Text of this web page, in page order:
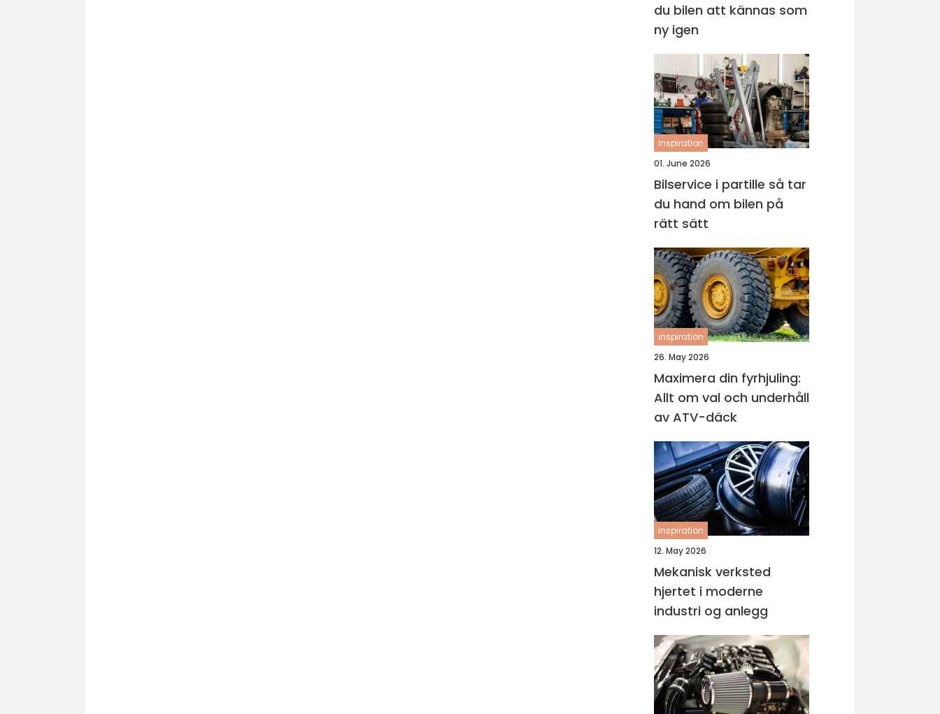
du bilen att kännas som
ny igen
inspiration
01. June 2026
Bilservice i partille så tar
du hand om bilen på
rätt sätt
inspiration
26. May 2026
Maximera din fyrhjuling:
Allt om val och underhåll
av ATV-däck
inspiration
12. May 2026
Mekanisk verksted
hjertet i moderne
industri og anlegg